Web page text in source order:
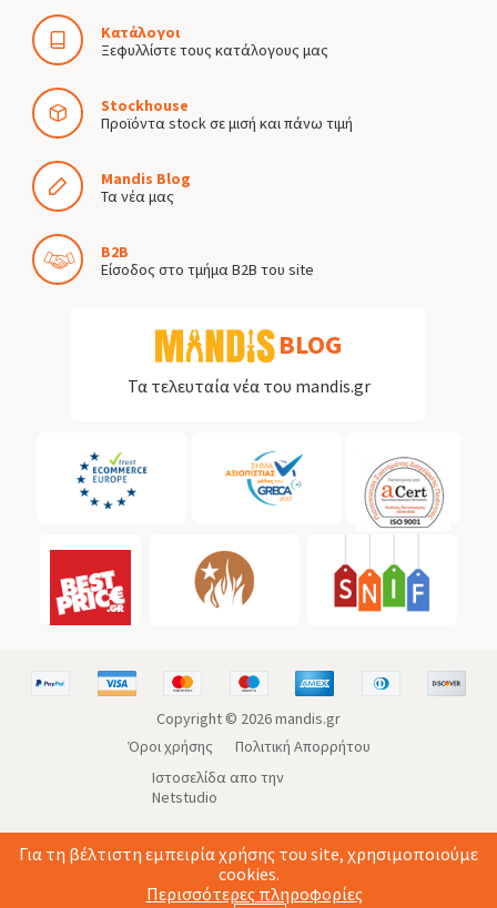
Κατάλογοι
Ξεφυλλίστε τους κατάλογους μας
Stockhouse
Προϊόντα stock σε μισή και πάνω τιμή
Mandis Blog
Τα νέα μας
B2B
Είσοδος στο τμήμα B2B του site
BLOG
Τα τελευταία νέα του mandis.gr
Copyright © 2026mandis.gr
Όροι χρήσης
Πολιτική Απορρήτου
Ιστοσελίδα απο την
Netstudio
Για τη βέλτιστη εμπειρία χρήσης του site, χρησιμοποιούμε
cookies.
Περισσότερες πληροφορίες